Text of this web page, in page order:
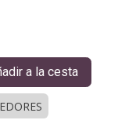
a la cesta